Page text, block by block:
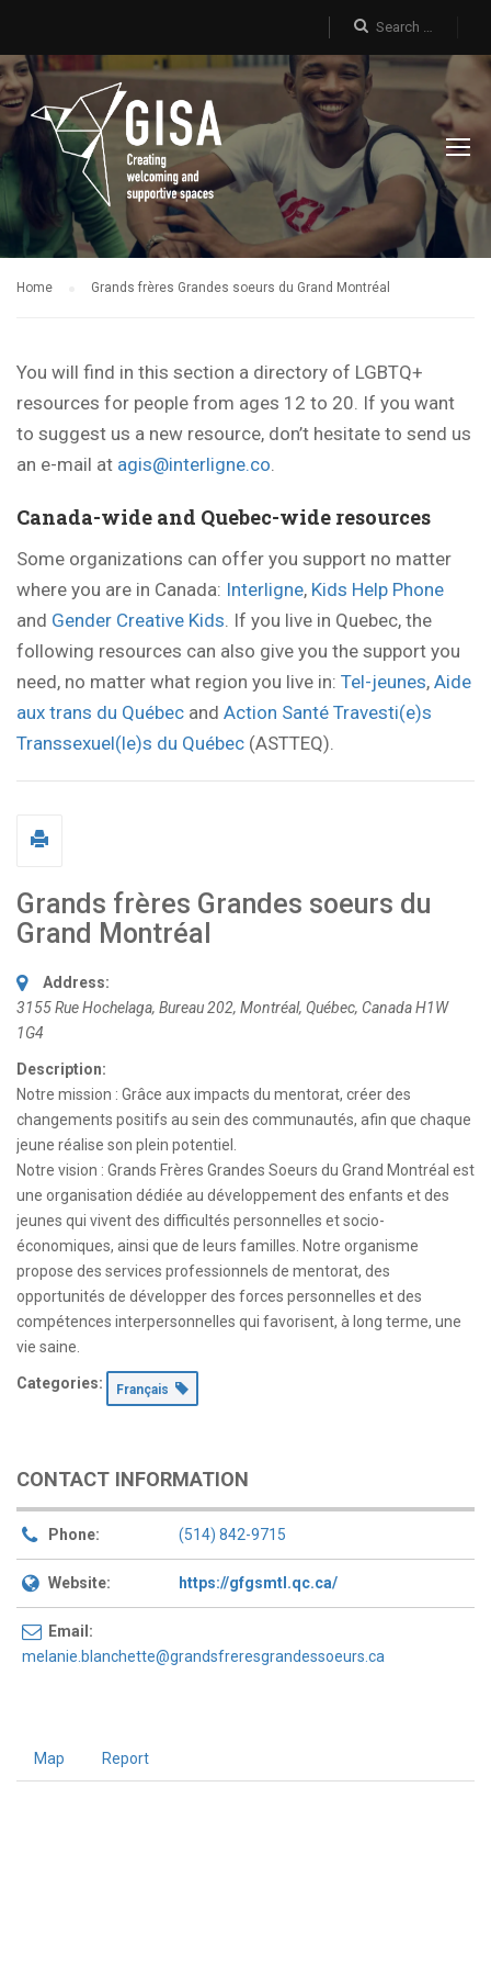
Home Grands frères Grandes soeurs du Grand Montréal
You will find in this section a directory of LGBTQ+
resources for people from ages 12 to 20. If you want
to suggest us a new resource, don’t hesitate to send us
an e-mail at agis@interligne.co.
Canada-wide and Quebec-wide resources
Some organizations can offer you support no matter
where you are in Canada: Interligne, Kids Help Phone
and Gender Creative Kids. If you live in Quebec, the
following resources can also give you the support you
need, no matter what region you live in: Tel-jeunes, Aide
aux trans du Québec and Action Santé Travesti(e)s
Transsexuel(le)s du Québec (ASTTEQ).
Grands frères Grandes soeurs du
Grand Montréal
Address:
3155 Rue Hochelaga, Bureau 202, Montréal, Québec, CanadaH1W
1G4
Description:
Notre mission : Grâce aux impacts du mentorat, créer des
changements positifs au sein des communautés, afin que chaque
jeune réalise son plein potentiel.
Notre vision : Grands Frères Grandes Soeurs du Grand Montréal est
une organisation dédiée au développement des enfants et des
jeunes qui vivent des difficultés personnelles et socio-
économiques, ainsi que de leurs familles. Notre organisme
propose des services professionnels de mentorat, des
opportunités de développer des forces personnelles et des
compétences interpersonnelles qui favorisent, à long terme, une
vie saine.
Categories: Français
CONTACT INFORMATION
Phone: (514) 842-9715
Website: https://gfgsmtl.qc.ca/
Email:
melanie.blanchette@grandsfreresgrandessoeurs.ca
Map Report